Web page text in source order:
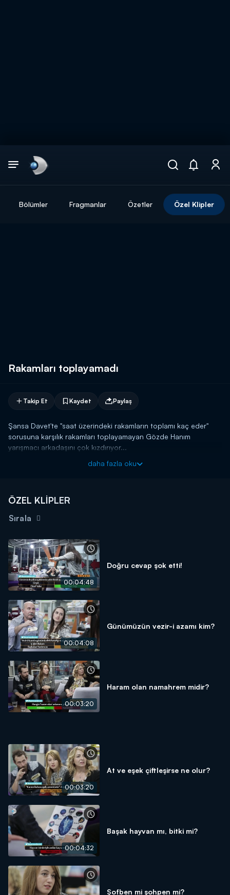
Bölümler Fragmanlar Özetler Özel Klipler
Rakamları toplayamadı
Takip Et Kaydet Paylaş
Şansa Davet'te "saat üzerindeki rakamların toplamı kaç eder"
sorusuna karşılık rakamları toplayamayan Gözde Hanım
yarışmacı arkadaşını çok kızdırıyor...
daha fazla oku
ÖZEL KLİPLER
Sırala
00:04:48
Doğru cevap şok etti!
00:04:08
Günümüzün vezir-i azamı kim?
00:03:20
Haram olan namahrem midir?
00:03:20
At ve eşek çiftleşirse ne olur?
00:04:32
Başak hayvan mı, bitki mi?
Şofben mi şohpen mi?